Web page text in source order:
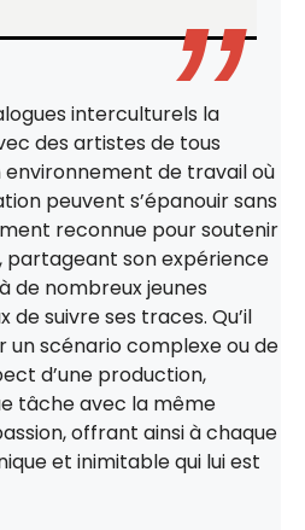
interculturels la
des artistes de tous
environnement de travail où
peuvent s’épanouir sans
reconnue pour soutenir
partageant son expérience
de nombreux jeunes
de suivre ses traces. Qu’il
un scénario complexe ou de
d’une production,
tâche avec la même
offrant ainsi à chaque
et inimitable qui lui est